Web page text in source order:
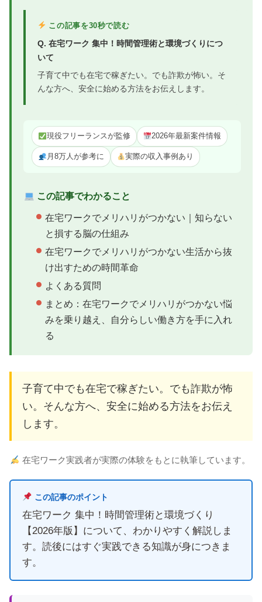
この記事を30秒で読む
Q. 在宅ワーク 集中！時間管理術と環境づくりにつ
いて
子育て中でも在宅で稼ぎたい。でも詐欺が怖い。そ
んな方へ、安全に始める方法をお伝えします。
現役フリーランスが監修 2026年最新案件情報
月8万人が参考に 実際の収入事例あり
この記事でわかること
在宅ワークでメリハリがつかない｜知らない
と損する脳の仕組み
在宅ワークでメリハリがつかない生活から抜
け出すための時間革命
よくある質問
まとめ：在宅ワークでメリハリがつかない悩
みを乗り越え、自分らしい働き方を手に入れ
る
子育て中でも在宅で稼ぎたい。でも詐欺が怖
い。そんな方へ、安全に始める方法をお伝え
します。
在宅ワーク実践者が実際の体験をもとに執筆しています。
この記事のポイント
在宅ワーク 集中！時間管理術と環境づくり
【2026年版】について、わかりやすく解説しま
す。読後にはすぐ実践できる知識が身につきま
す。